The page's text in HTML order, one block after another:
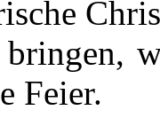
Feier.